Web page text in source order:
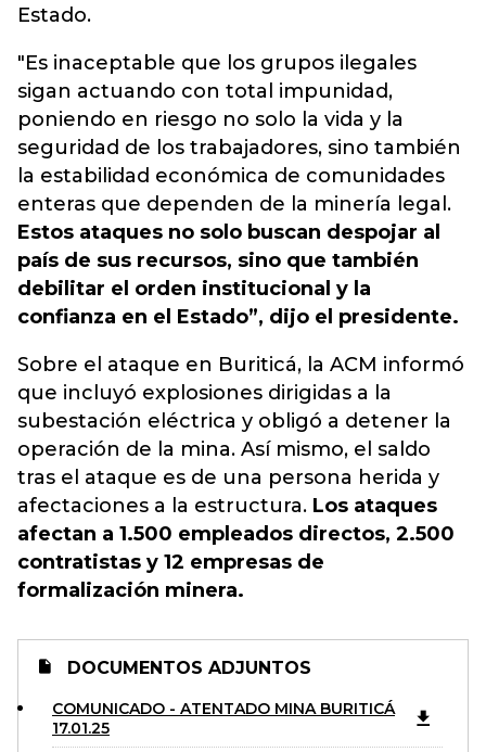
Estado.
"Es inaceptable que los grupos ilegales
sigan actuando con total impunidad,
poniendo en riesgo no solo la vida y la
seguridad de los trabajadores, sino también
la estabilidad económica de comunidades
enteras que dependen de la minería legal.
Estos ataques no solo buscan despojar al
país de sus recursos, sino que también
debilitar el orden institucional y la
confianza en el Estado”, dijo el presidente.
Sobre el ataque en Buriticá, la ACM informó
que incluyó explosiones dirigidas a la
subestación eléctrica y obligó a detener la
operación de la mina. Así mismo, el saldo
tras el ataque es de una persona herida y
afectaciones a la estructura. Los ataques
afectan a 1.500 empleados directos, 2.500
contratistas y 12 empresas de
formalización minera.
DOCUMENTOS ADJUNTOS
COMUNICADO - ATENTADO MINA BURITICÁ
17.01.25